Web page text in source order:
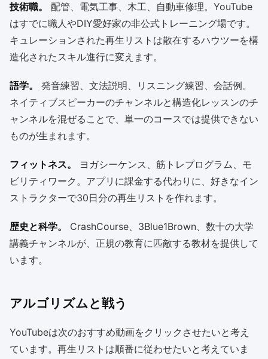
技術職。
配管、電気工事、木工、自動車修理。YouTube
はすでに職人やDIY愛好家の非公式トレーニング場です。
キュレーションされた再生リストは散在するハウツーを構
造化されたスキル進行に変えます。
語学。
発音練習、文法説明、リスニング練習、会話例。
ネイティブスピーカーのチャンネルと構造化レッスンのチ
ャンネルを混ぜることで、単一のコースでは提供できない
ものが生まれます。
フィットネス。
ヨガシーケンス、筋トレプログラム、モ
ビリティワーク。アプリに課金する代わりに、好きなイン
ストラクターで30日分の再生リストを作れます。
歴史と科学。
CrashCourse、3Blue1Brown、数十の大学
講義チャンネルが、正規の教育に匹敵する教材を提供して
います。
アルゴリズムと戦う
YouTubeは次のおすすめ動画をクリックさせたいと考え
ています。再生リストは順番に従わせたいと考えていま